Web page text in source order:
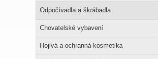
Odpočívadla a škrábadla
Chovatelské vybavení
Hojivá a ochranná kosmetika